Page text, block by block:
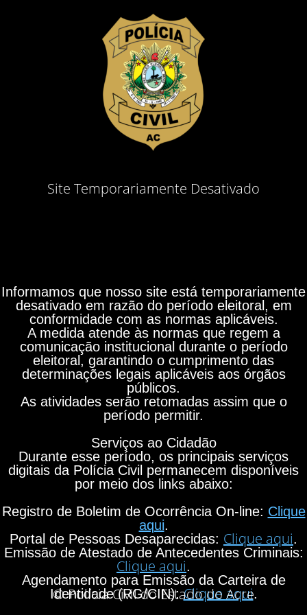
Site Temporariamente Desativado
Informamos que nosso site está temporariamente
desativado em razão do período eleitoral, em
conformidade com as normas aplicáveis.
A medida atende às normas que regem a
comunicação institucional durante o período
eleitoral, garantindo o cumprimento das
determinações legais aplicáveis aos órgãos
públicos.
As atividades serão retomadas assim que o
período permitir.
Serviços ao Cidadão
Durante esse período, os principais serviços
digitais da Polícia Civil permanecem disponíveis
por meio dos links abaixo:
Registro de Boletim de Ocorrência On-line: Clique
aqui.
Portal de Pessoas Desaparecidas: Clique aqui.
Emissão de Atestado de Antecedentes Criminais:
Clique aqui.
Agendamento para Emissão da Carteira de
Identidade (RG/CIN):Clique aqui.
© Polícia Civil do Estado do Acre